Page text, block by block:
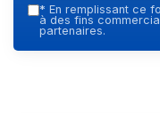
* En remplissant ce
à des fins
partenaires.